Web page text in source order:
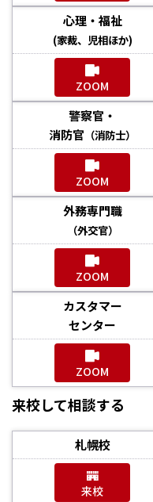
心理・福祉
(家裁、児相ほか)
ZOOM
警察官・
消防官 （消防士）
ZOOM
外務専門職
（外交官）
ZOOM
カスタマー
センター
ZOOM
来校して相談する
札幌校
来校